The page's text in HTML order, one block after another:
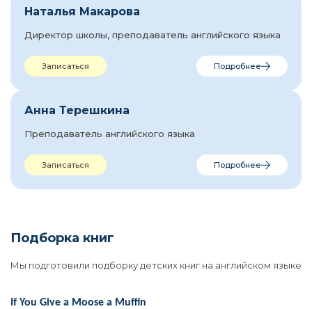
Наталья Макарова
Директор школы, преподаватель английского языка
Записаться Подробнее
Анна Терешкина
Преподаватель английского языка
Записаться Подробнее
Подборка книг
Мы подготовили подборку детских книг на английском языке
If You Give a Moose a Muffin